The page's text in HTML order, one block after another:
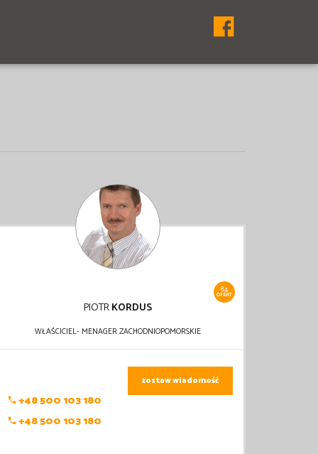
84
OFERT
PIOTRKORDUS
WŁAŚCICIEL- MENAGER ZACHODNIOPOMORSKIE
+48 500 103 180
+48 500 103 180
zostaw wiadomość